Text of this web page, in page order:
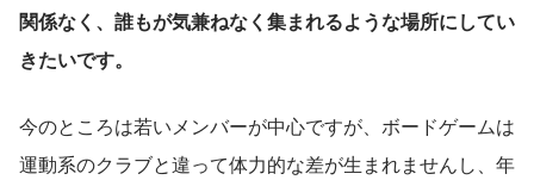
関係なく、誰もが気兼ねなく集まれるような場所にしてい
きたいです。
今のところは若いメンバーが中心ですが、ボードゲームは
運動系のクラブと違って体力的な差が生まれませんし、年